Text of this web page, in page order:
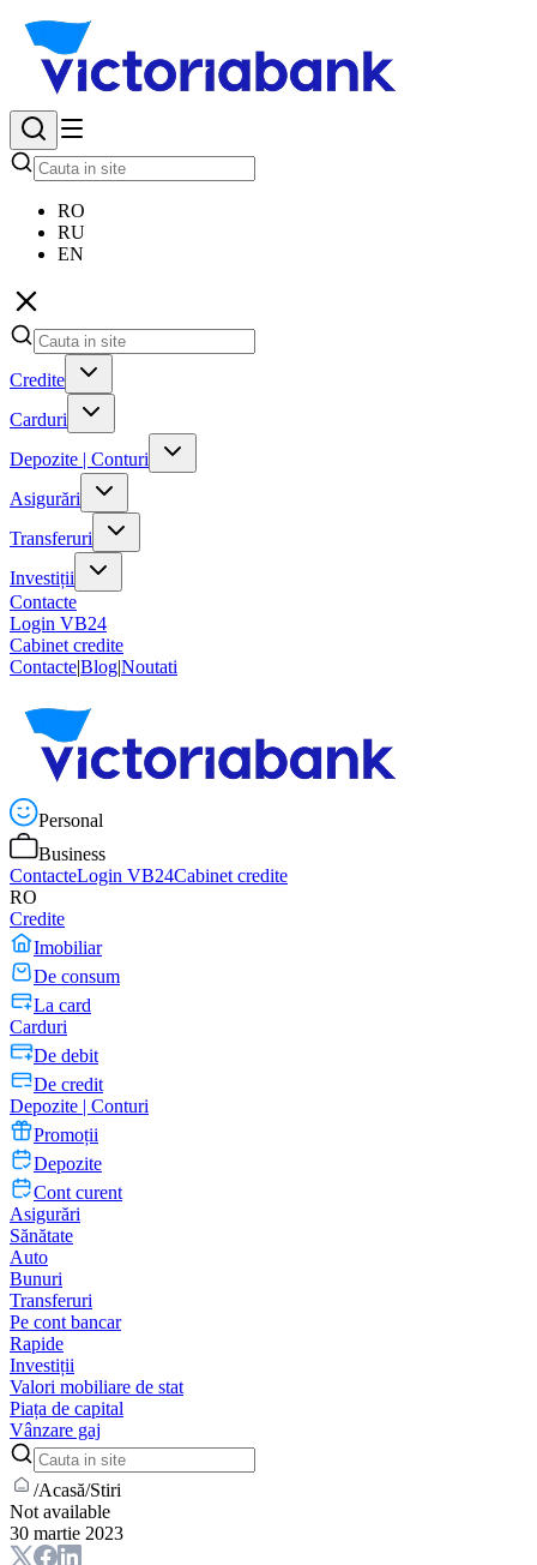
RO
RU
EN
Credite
Carduri
Depozite | Conturi
Asigurări
Transferuri
Investiții
Contacte
Login VB24
Cabinet credite
Contacte|Blog|Noutati
Personal
Business
ContacteLogin VB24Cabinet credite
RO
Credite
Imobiliar
De consum
La card
Carduri
De debit
De credit
Depozite | Conturi
Promoții
Depozite
Cont curent
Asigurări
Sănătate
Auto
Bunuri
Transferuri
Pe cont bancar
Rapide
Investiții
Valori mobiliare de stat
Piața de capital
Vânzare gaj
/Acasă/Stiri
Not available
30 martie 2023